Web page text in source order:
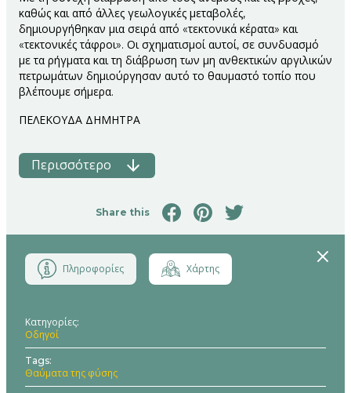
καθώς και από άλλες γεωλογικές μεταβολές,
δημιουργήθηκαν μια σειρά από «τεκτονικά κέρατα» και
«τεκτονικές τάφροι». Οι σχηματισμοί αυτοί, σε συνδυασμό
με τα ρήγματα και τη διάβρωση των μη ανθεκτικών αργιλικών
πετρωμάτων δημιούργησαν αυτό το θαυμαστό τοπίο που
βλέπουμε σήμερα.
ΠΕΛΕΚΟΥΔΑ ΔΗΜΗΤΡΑ
Περισσότερο
Share this
Close
Πληροφορίες
Χάρτης
Κατηγορίες
Οδηγοί
Tags
Θαύματα της φύσης